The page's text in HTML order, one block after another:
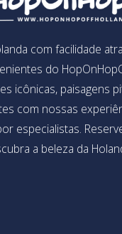
com facilidade
do
icônicas, paisagens
com nossas
especialistas.
a beleza da